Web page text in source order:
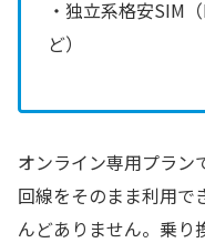
・独立系格安SIM
ど）
オンライン専用プラン
回線をそのまま利用で
んどありません。乗り